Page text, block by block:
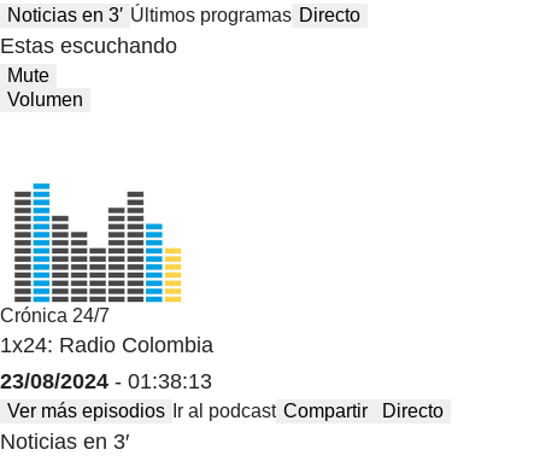
Noticias en 3′ Últimos programas Directo
Estas escuchando
Mute
Volumen
Crónica 24/7
1x24: Radio Colombia
23/08/2024 - 01:38:13
Ver más episodios Ir al podcast Compartir Directo
Noticias en 3′